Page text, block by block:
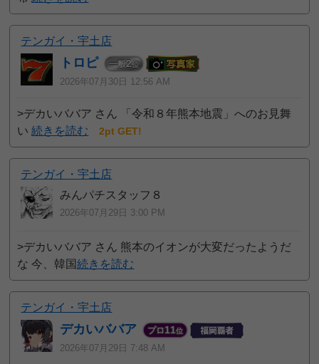
テンガイ・宇土店
トロピ 一般2位
2026年07月30日 12:56 AM
>デカいババア さん 「令和８年熊本地震」へのお見舞
い続きを読む 2pt GET!
テンガイ・宇土店
みんパチスタッフ８
2026年07月29日 3:00 PM
>デカいババア さん 熊本のイオンが大変だったようだ
な 今、韓国続きを読む
テンガイ・宇土店
デカいババア プロ11位
2026年07月29日 7:48 AM